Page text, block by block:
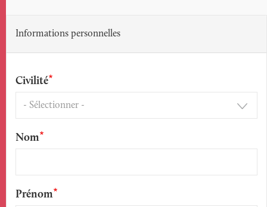
Informations personnelles
Civilité
Nom
Prénom